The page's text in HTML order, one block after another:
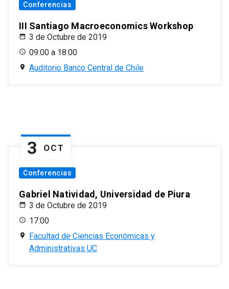
Conferencias
III Santiago Macroeconomics Workshop
3 de Octubre de 2019
09:00 a 18:00
Auditorio Banco Central de Chile
3 OCT
Conferencias
Gabriel Natividad, Universidad de Piura
3 de Octubre de 2019
17:00
Facultad de Ciencias Económicas y
Administrativas UC